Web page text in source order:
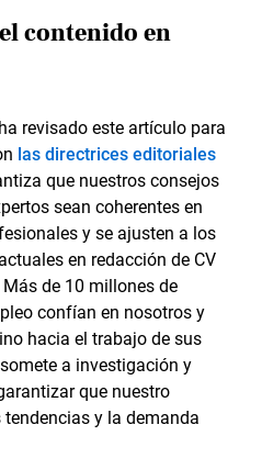
contenido en
ha revisado este artículo para
las directrices editoriales
que nuestros consejos
sean coherentes en
y se ajusten a los
en redacción de CV
de 10 millones de
confían en nosotros y
hacia el trabajo de sus
a investigación y
que nuestro
y la demanda